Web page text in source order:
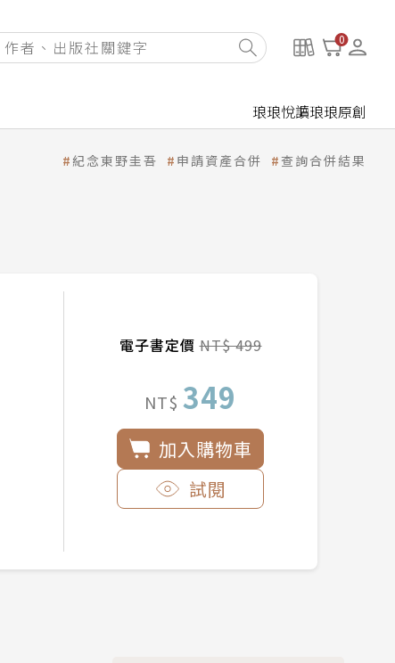
0
琅琅悅讀琅琅原創
紀念東野圭吾 申請資產合併 查詢合併結果
電子書定價NT$ 499
NT$ 349
加入購物車
試閱